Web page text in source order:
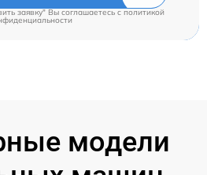
заявку" Вы соглашаетесь cполитикой
модели